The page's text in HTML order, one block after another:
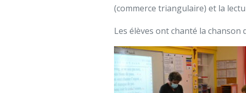
(commerce triangulaire) et la
Les élèves ont chanté la chanson